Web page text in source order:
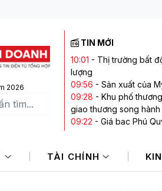
2026
TIN MỚI
10:01 - Thị trường bất
lượng
09:56 - Sản xuất của
09:28 - Khu phố
giao thương song
09:22 - Giá bạc Phú
tô Nhật Bản
08:05-Khi nhà ga
TÀI CHÍNH